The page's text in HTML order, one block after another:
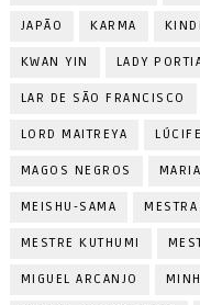
JAPÃO KARMA
KWAN YIN LADY
LAR DE SÃO FRANCISCO
LORD MAITREYA
MAGOS NEGROS
MEISHU-SAMA
MESTRE KUTHUMI
MIGUEL ARCANJO